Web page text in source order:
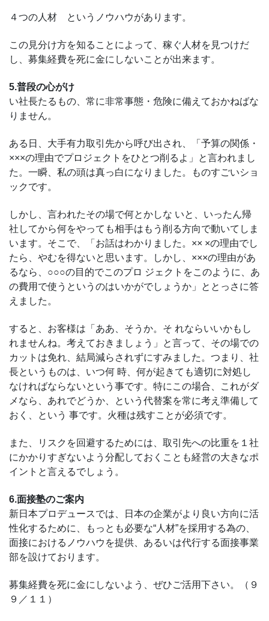
４つの人材 というノウハウがあります。
この見分け方を知ることによって、稼ぐ人材を見つけだ
し、募集経費を死に金にしないことが出来ます。
5.普段の心がけ
い社長たるもの、常に非常事態・危険に備えておかねばな
りません。
ある日、大手有力取引先から呼び出され、「予算の関係・
×××の理由でプロジェクトをひとつ削るよ」と言われまし
た。一瞬、私の頭は真っ白になりました。ものすごいショ
ックです。
しかし、言われたその場で何とかしな いと、いったん帰
社してから何をやっても相手はもう削る方向で動いてしま
います。そこで、「お話はわかりました。×× ×の理由でし
たら、やむを得ないと思います。しかし、×××の理由があ
るなら、○○○の目的でこのプロ ジェクトをこのように、あ
の費用で使うというのはいかがでしょうか」ととっさに答
えました。
すると、お客様は「ああ、そうか。そ れならいいかもし
れませんね。考えておきましょう」と言って、その場での
カットは免れ、結局減らされずにすみました。つまり、社
長というものは、いつ何 時、何が起きても適切に対処し
なければならないという事です。特にこの場合、これがダ
メなら、あれでどうか、という代替案を常に考え準備して
おく、という 事です。火種は残すことが必須です。
また、リスクを回避するためには、取引先への比重を１社
にかかりすぎないよう分配しておくことも経営の大きなポ
イントと言えるでしょう。
6.面接塾のご案内
新日本プロデュースでは、日本の企業がより良い方向に活
性化するために、もっとも必要な“人材”を採用する為の、
面接におけるノウハウを提供、あるいは代行する面接事業
部を設けております。
募集経費を死に金にしないよう、ぜひご活用下さい。（９
９／１１）